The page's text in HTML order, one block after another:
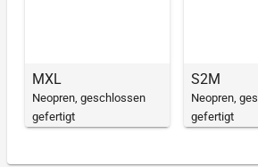
MXL
Neopren, geschlossen
gefertigt
S2M
Neopren,
gefertigt